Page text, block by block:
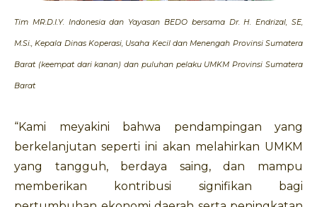
Tim MR.D.I.Y. Indonesia dan Yayasan BEDO bersama Dr. H. Endrizal, SE,
M.Si., Kepala Dinas Koperasi, Usaha Kecil dan Menengah Provinsi Sumatera
Barat (keempat dari kanan) dan puluhan pelaku UMKM Provinsi Sumatera
Barat
“Kami meyakini bahwa pendampingan yang
berkelanjutan seperti ini akan melahirkan UMKM
yang tangguh, berdaya saing, dan mampu
memberikan kontribusi signifikan bagi